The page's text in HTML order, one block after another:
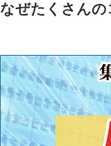
なぜたくさん